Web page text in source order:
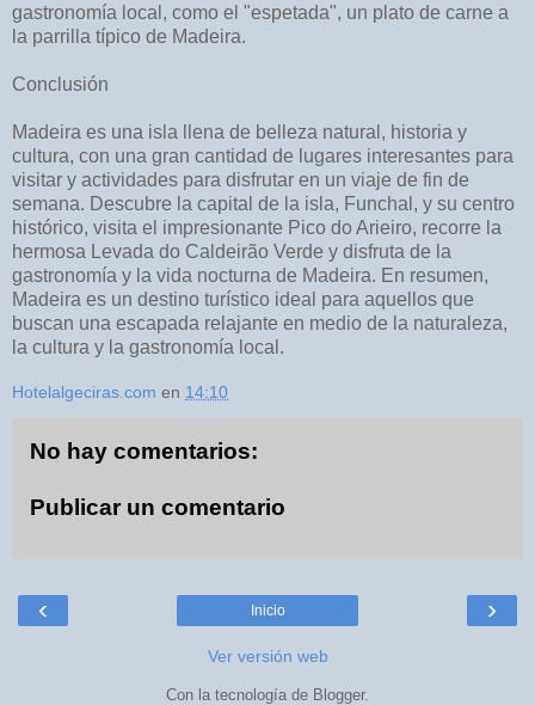
gastronomía local, como el "espetada", un plato de carne a
la parrilla típico de Madeira.
Conclusión
Madeira es una isla llena de belleza natural, historia y
cultura, con una gran cantidad de lugares interesantes para
visitar y actividades para disfrutar en un viaje de fin de
semana. Descubre la capital de la isla, Funchal, y su centro
histórico, visita el impresionante Pico do Arieiro, recorre la
hermosa Levada do Caldeirão Verde y disfruta de la
gastronomía y la vida nocturna de Madeira. En resumen,
Madeira es un destino turístico ideal para aquellos que
buscan una escapada relajante en medio de la naturaleza,
la cultura y la gastronomía local.
Hotelalgeciras.com en 14:10
No hay comentarios:
Publicar un comentario
‹ ›
Inicio
Ver versión web
Con la tecnología de Blogger.